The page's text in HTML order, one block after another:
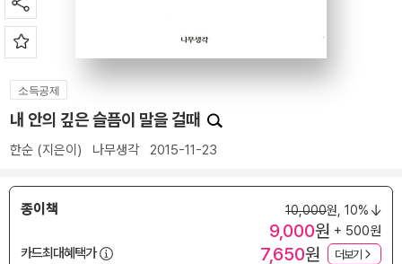
소득공제
내 안의 깊은 슬픔이 말을 걸때
한순 (지은이) 나무생각 2015-11-23
종이책 10,000원, 10%
9,000원 + 500원
카드최대혜택가
7,650원 더보기